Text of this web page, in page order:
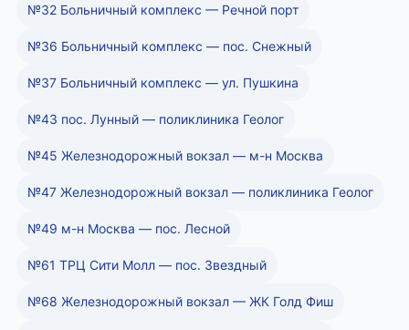
№32 Больничный комплекс — Речной порт
№36 Больничный комплекс — пос. Снежный
№37 Больничный комплекс — ул. Пушкина
№43 пос. Лунный — поликлиника Геолог
№45 Железнодорожный вокзал — м-н Москва
№47 Железнодорожный вокзал — поликлиника Геолог
№49 м-н Москва — пос. Лесной
№61 ТРЦ Сити Молл — пос. Звездный
№68 Железнодорожный вокзал — ЖК Голд Фиш